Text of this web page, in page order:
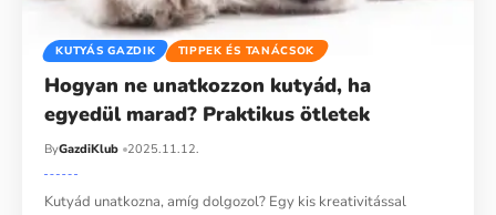
KUTYÁS GAZDIK TIPPEK ÉS TANÁCSOK
Hogyan ne unatkozzon kutyád, ha
egyedül marad? Praktikus ötletek
ByGazdiKlub 2025.11.12.
Kutyád unatkozna, amíg dolgozol? Egy kis kreativitással